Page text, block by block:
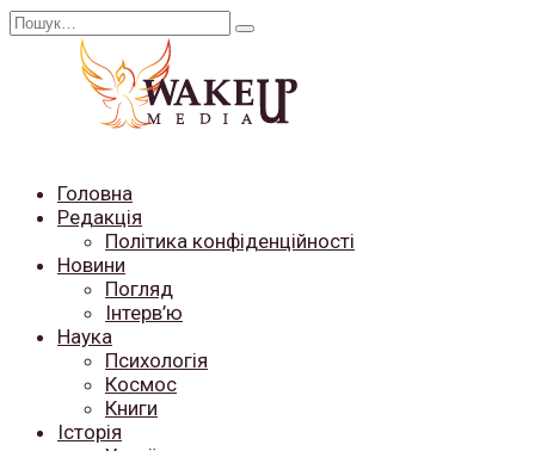
Перейти
Search
Головна
Редакція
Політика конфіденційності
Новини
Погляд
Інтерв’ю
Наука
Психологія
Космос
Книги
Історія